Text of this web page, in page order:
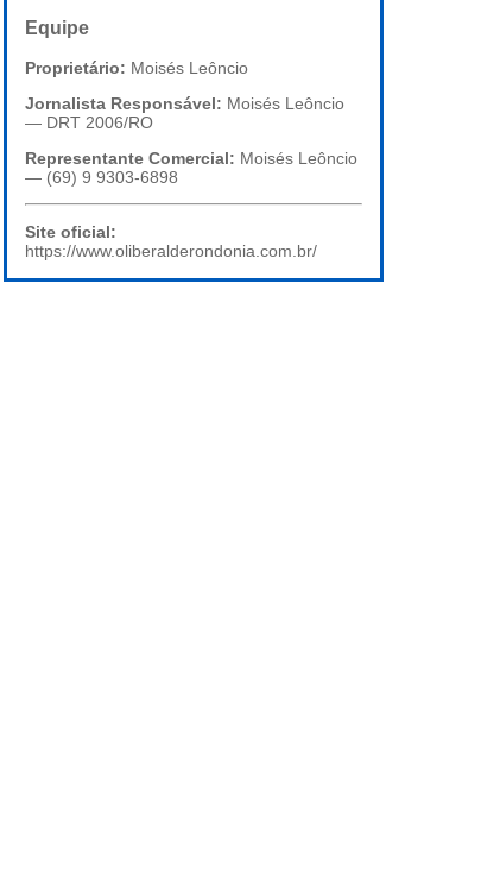
Equipe
Proprietário: Moisés Leôncio
Jornalista Responsável: Moisés Leôncio
— DRT 2006/RO
Representante Comercial: Moisés Leôncio
— (69) 9 9303-6898
Site oficial:
https://www.oliberalderondonia.com.br/